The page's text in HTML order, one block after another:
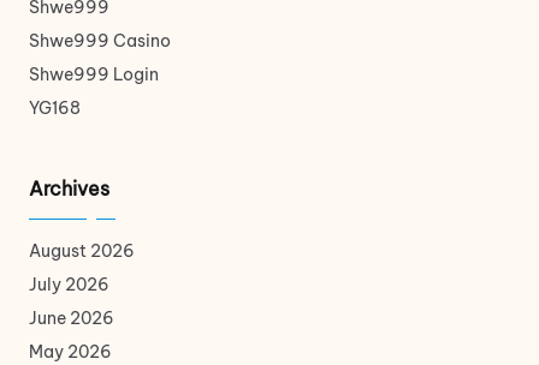
Shwe999
Shwe999 Casino
Shwe999 Login
YG168
Archives
August 2026
July 2026
June 2026
May 2026